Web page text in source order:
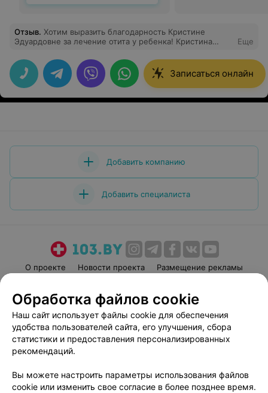
Отзыв. Хотим выразить благодарность Кристине
Эдуардовне за лечение отита у ребенка! Кристина
самое эффективное лечение (потому что предыдущий
лор нам сказала, что только удаление аденоидов и
ничего другого быть не может). Но внимательная
Кристина Эдуардовна а что нас выслушала,успокоила и
назначила лечение. Спасибо большое Вам, Кристина
Еще
Записаться онлайн
Добавить компанию
Добавить специалиста
О проекте Новости проекта
Размещение рекламы
Пользовательское соглашение
Способы оплаты
Вакансии
Партнеры
Написать руководителю 103.by
Обработка персональных данных
Обработка файлов cookie
Наш сайт использует файлы cookie для обеспечения
удобства пользователей сайта, его улучшения, сбора
статистики и предоставления персонализированных
рекомендаций.
Вы можете настроить параметры использования файлов
cookie или изменить свое согласие в более позднее время.